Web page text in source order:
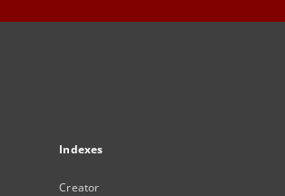
Indexes
Creator